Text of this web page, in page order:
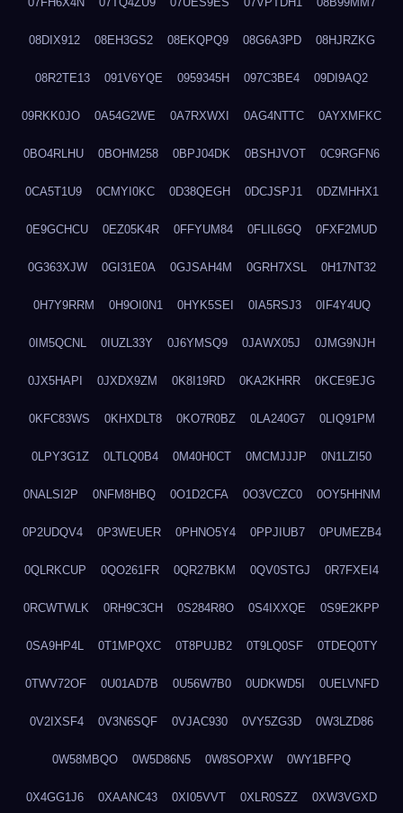
08DIX912 08EH3GS2 08EKQPQ9 08G6A3PD 08HJRZKG
08R2TE13 091V6YQE 0959345H 097C3BE4 09DI9AQ2
09RKK0JO 0A54G2WE 0A7RXWXI 0AG4NTTC 0AYXMFKC
0BO4RLHU 0BOHM258 0BPJ04DK 0BSHJVOT 0C9RGFN6
0CA5T1U9 0CMYI0KC 0D38QEGH 0DCJSPJ1 0DZMHHX1
0E9GCHCU 0EZ05K4R 0FFYUM84 0FLIL6GQ 0FXF2MUD
0G363XJW 0GI31E0A 0GJSAH4M 0GRH7XSL 0H17NT32
0H7Y9RRM 0H9OI0N1 0HYK5SEI 0IA5RSJ3 0IF4Y4UQ
0IM5QCNL 0IUZL33Y 0J6YMSQ9 0JAWX05J 0JMG9NJH
0JX5HAPI 0JXDX9ZM 0K8I19RD 0KA2KHRR 0KCE9EJG
0KFC83WS 0KHXDLT8 0KO7R0BZ 0LA240G7 0LIQ91PM
0LPY3G1Z 0LTLQ0B4 0M40H0CT 0MCMJJJP 0N1LZI50
0NALSI2P 0NFM8HBQ 0O1D2CFA 0O3VCZC0 0OY5HHNM
0P2UDQV4 0P3WEUER 0PHNO5Y4 0PPJIUB7 0PUMEZB4
0QLRKCUP 0QO261FR 0QR27BKM 0QV0STGJ 0R7FXEI4
0RCWTWLK 0RH9C3CH 0S284R8O 0S4IXXQE 0S9E2KPP
0SA9HP4L 0T1MPQXC 0T8PUJB2 0T9LQ0SF 0TDEQ0TY
0TWV72OF 0U01AD7B 0U56W7B0 0UDKWD5I 0UELVNFD
0V2IXSF4 0V3N6SQF 0VJAC930 0VY5ZG3D 0W3LZD86
0W58MBQO 0W5D86N5 0W8SOPXW 0WY1BFPQ
0X4GG1J6 0XAANC43 0XI05VVT 0XLR0SZZ 0XW3VGXD